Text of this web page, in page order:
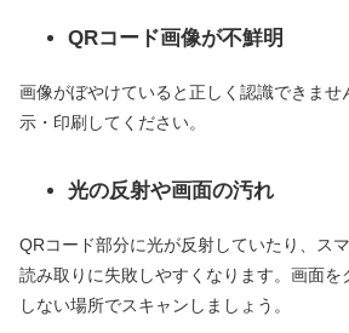
QRコード画像が不鮮明
画像がぼやけていると正しく認識できませ
示・印刷してください。
光の反射や画面の汚れ
QRコード部分に光が反射していたり、ス
読み取りに失敗しやすくなります。画面を
しない場所でスキャンしましょう。